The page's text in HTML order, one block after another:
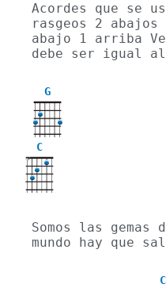
Acordes que se
rasgeos 2
abajo 1 arriba
debe ser igual
G
C
X
Somos las
mundo hay que